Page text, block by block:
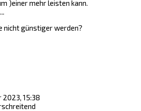
)einer mehr leisten kann.
nicht günstiger werden?
2023, 15:38